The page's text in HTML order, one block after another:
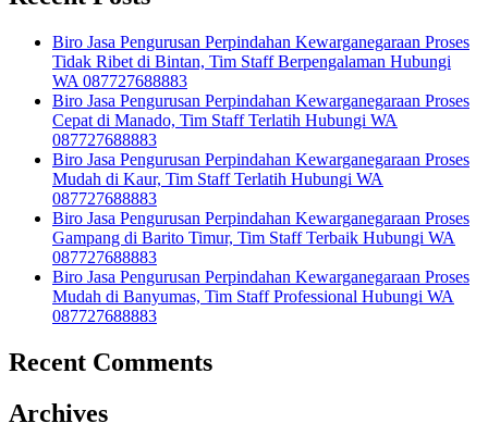
Biro Jasa Pengurusan Perpindahan Kewarganegaraan Proses
Tidak Ribet di Bintan, Tim Staff Berpengalaman Hubungi
WA 087727688883
Biro Jasa Pengurusan Perpindahan Kewarganegaraan Proses
Cepat di Manado, Tim Staff Terlatih Hubungi WA
087727688883
Biro Jasa Pengurusan Perpindahan Kewarganegaraan Proses
Mudah di Kaur, Tim Staff Terlatih Hubungi WA
087727688883
Biro Jasa Pengurusan Perpindahan Kewarganegaraan Proses
Gampang di Barito Timur, Tim Staff Terbaik Hubungi WA
087727688883
Biro Jasa Pengurusan Perpindahan Kewarganegaraan Proses
Mudah di Banyumas, Tim Staff Professional Hubungi WA
087727688883
Recent Comments
Archives